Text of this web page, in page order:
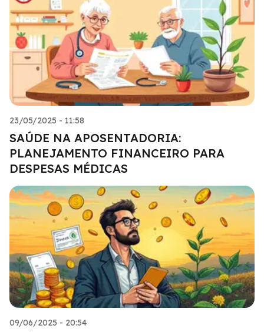
23/05/2025 - 11:58
SAÚDE NA APOSENTADORIA:
PLANEJAMENTO FINANCEIRO PARA
DESPESAS MÉDICAS
09/06/2025 - 20:54